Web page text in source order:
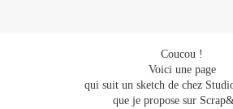
Coucou !
Voici une page
qui suit un sketch de chez
que je propose sur